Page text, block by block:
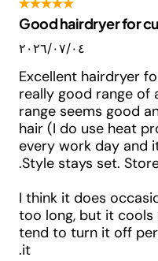
Good hairdryer for
٠٤‏/٠٧‏/٢٠٢٦
Excellent hairdryer
really good range of
range seems good
hair (I do use heat
every work day and
Style stays set.
I think it does
too long, but it cools
tend to turn it off
it.